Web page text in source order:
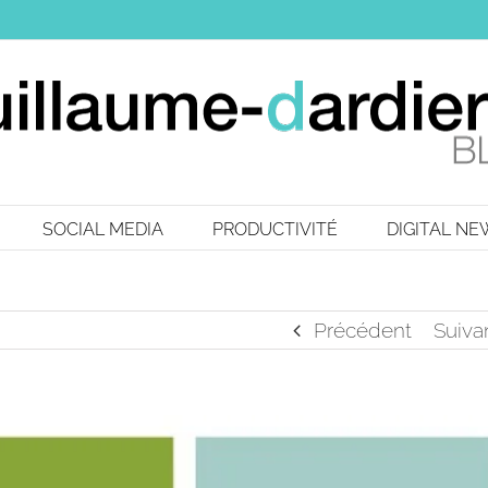
SOCIAL MEDIA PRODUCTIVITÉ DIGITAL
Précédent